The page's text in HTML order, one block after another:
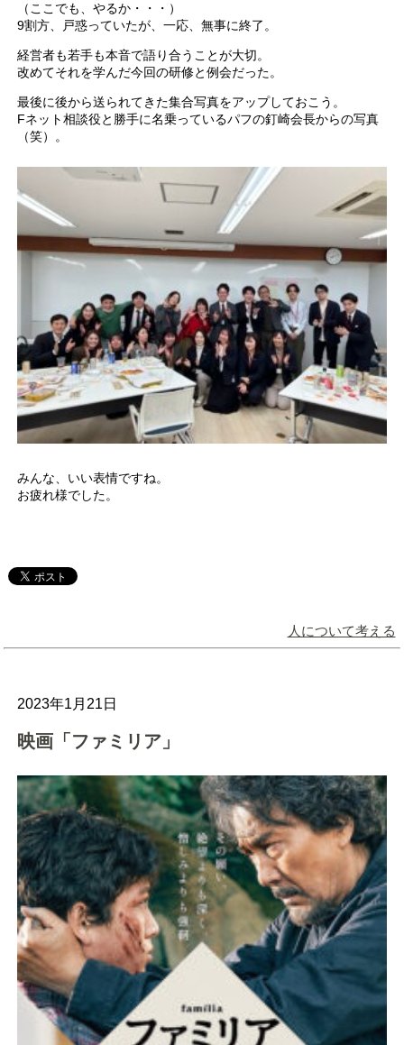
（ここでも、やるか・・・）
9割方、戸惑っていたが、一応、無事に終了。
経営者も若手も本音で語り合うことが大切。
改めてそれを学んだ今回の研修と例会だった。
最後に後から送られてきた集合写真をアップしておこう。
Fネット相談役と勝手に名乗っているパフの釘崎会長からの写真
（笑）。
みんな、いい表情ですね。
お疲れ様でした。
人について考える
2023年1月21日
映画「ファミリア」